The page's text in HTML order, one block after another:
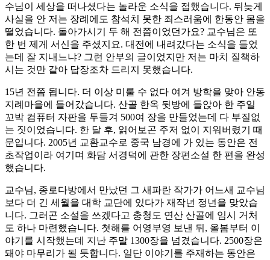
수님이 세상을 떠나셨다는 놀라운 소식을 접했습니다. 뒤늦게
사실을 안 저는 장례에도 참석치 못한 죄스러움에 한동안 몸을
떨었습니다. 돌아가시기 두 해 전쯤이었던가요? 교수님은 또
한 번 제게 서신을 주셨지요. 대전에 내려갔다는 소식을 들었
는데 잘 지내느냐? 그런 안부의 글이었지만 저는 마치 질책하
시는 것만 같아 답장조차 드리지 못했습니다.
15년 전쯤 됩니다. 더 이상 미룰 수 없다 여겨 방학을 맞아 안동
지례마을에 들어갔습니다. 산골 한옥 뒷방에 들앉아 한 주일
꼬박 컴퓨터 자판을 두들겨 500여 장을 만들었는데 다 부질없
는 짓이었습니다. 한 달 후, 읽어보곤 주저 없이 지워버렸기 때
문입니다. 2005년 교환교수로 중국 남경에 가 있는 동안은 전
초작업이라 여기며 화담 서경덕에 관한 장편소설 한 편을 완성
했습니다.
교수님, 종로다방에서 만났던 그 새파란 작가가 어느새 교수님
보다 더 긴 세월을 대학 교단에 있다가 재작년 정년을 맞았습
니다. 그러곤 소설을 쓰겠다고 충청도 연산 산골에 임시 거처
도 하나 마련했습니다. 첫해를 어영부영 보낸 뒤, 올봄부터 이
야기를 시작했는데 지난 주말 1300장을 넘겼습니다. 2500장은
돼야 마무리가 될 듯합니다. 일단 이야기를 주재하는 동안은